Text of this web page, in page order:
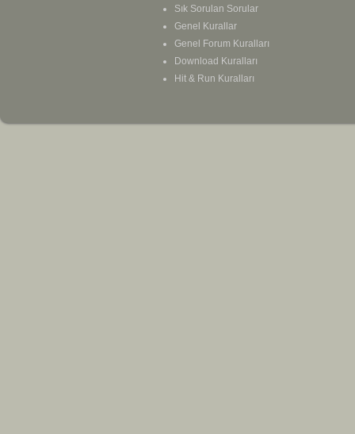
Sık Sorulan Sorular
Genel Kurallar
Genel Forum Kuralları
Download Kuralları
Hit & Run Kuralları